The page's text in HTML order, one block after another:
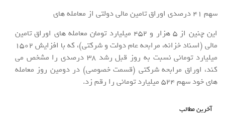
سهم 41 درصدی اوراق تامین مالی دولتی از معامله های
این چنین از 5 هزار و 452 میلیارد تومان معامله های اوراق تامین
مالی (اسناد خزانه، مرابحه عام دولت و شرکتی)، که با افزایش 1502
میلیارد تومانی نسبت به روز قبل رشد 38 درصدی را مشخص می
کند، اوراق مرابحه شرکتی (قسمت خصوصی) در دومین روز معامله
های خود سهم 524 میلیارد تومانی را رقم زد.
آخرین مطالب